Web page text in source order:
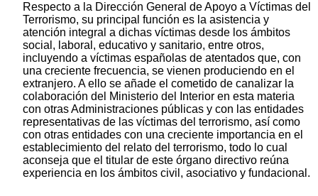
Respecto a la Dirección General de Apoyo a Víctimas del
Terrorismo, su principal función es la asistencia y
atención integral a dichas víctimas desde los ámbitos
social, laboral, educativo y sanitario, entre otros,
incluyendo a víctimas españolas de atentados que, con
una creciente frecuencia, se vienen produciendo en el
extranjero. A ello se añade el cometido de canalizar la
colaboración del Ministerio del Interior en esta materia
con otras Administraciones públicas y con las entidades
representativas de las víctimas del terrorismo, así como
con otras entidades con una creciente importancia en el
establecimiento del relato del terrorismo, todo lo cual
aconseja que el titular de este órgano directivo reúna
experiencia en los ámbitos civil, asociativo y fundacional.